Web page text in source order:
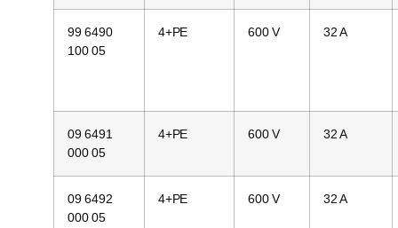
99 6490
100 05
4+PE 600 V 32 A
09 6491
000 05
4+PE 600 V 32 A
09 6492
000 05
4+PE 600 V 32 A